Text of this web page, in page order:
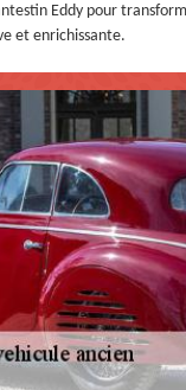
Eddy pour
et enrichissante.